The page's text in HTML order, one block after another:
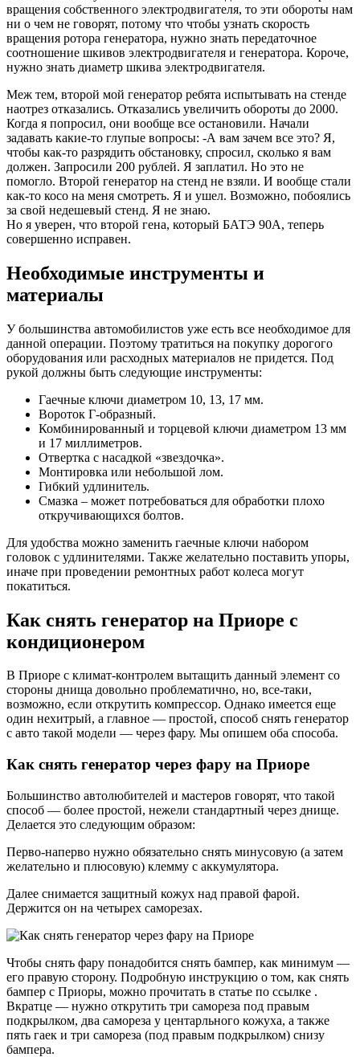
вращения собственного электродвигателя, то эти обороты нам
ни о чем не говорят, потому что чтобы узнать скорость
вращения ротора генератора, нужно знать передаточное
соотношение шкивов электродвигателя и генератора. Короче,
нужно знать диаметр шкива электродвигателя.
Меж тем, второй мой генератор ребята испытывать на стенде
наотрез отказались. Отказались увеличить обороты до 2000.
Когда я попросил, они вообще все остановили. Начали
задавать какие-то глупые вопросы: -А вам зачем все это? Я,
чтобы как-то разрядить обстановку, спросил, сколько я вам
должен. Запросили 200 рублей. Я заплатил. Но это не
помогло. Второй генератор на стенд не взяли. И вообще стали
как-то косо на меня смотреть. Я и ушел. Возможно, побоялись
за свой недешевый стенд. Я не знаю.
Но я уверен, что второй гена, который БАТЭ 90А, теперь
совершенно исправен.
Необходимые инструменты и
материалы
У большинства автомобилистов уже есть все необходимое для
данной операции. Поэтому тратиться на покупку дорогого
оборудования или расходных материалов не придется. Под
рукой должны быть следующие инструменты:
Гаечные ключи диаметром 10, 13, 17 мм.
Вороток Г-образный.
Комбинированный и торцевой ключи диаметром 13 мм
и 17 миллиметров.
Отвертка с насадкой «звездочка».
Монтировка или небольшой лом.
Гибкий удлинитель.
Смазка – может потребоваться для обработки плохо
откручивающихся болтов.
Для удобства можно заменить гаечные ключи набором
головок с удлинителями. Также желательно поставить упоры,
иначе при проведении ремонтных работ колеса могут
покатиться.
Как снять генератор на Приоре с
кондиционером
В Приоре с климат-контролем вытащить данный элемент со
стороны днища довольно проблематично, но, все-таки,
возможно, если открутить компрессор. Однако имеется еще
один нехитрый, а главное — простой, способ снять генератор
с авто такой модели — через фару. Мы опишем оба способа.
Как снять генератор через фару на Приоре
Большинство автолюбителей и мастеров говорят, что такой
способ — более простой, нежели стандартный через днище.
Делается это следующим образом:
Перво-наперво нужно обязательно снять минусовую (а затем
желательно и плюсовую) клемму с аккумулятора.
Далее снимается защитный кожух над правой фарой.
Держится он на четырех саморезах.
Чтобы снять фару понадобится снять бампер, как минимум —
его правую сторону. Подробную инструкцию о том, как снять
бампер с Приоры, можно прочитать в статье по ссылке .
Вкратце — нужно открутить три самореза под правым
подкрылком, два самореза у центарльного кожуха, а также
пять гаек и три самореза (под правым подкрылком) снизу
бампера.